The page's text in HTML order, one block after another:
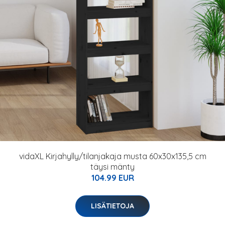
vidaXL Kirjahylly/tilanjakaja musta 60x30x135,5 cm
täysi mänty
104.99 EUR
LISÄTIETOJA